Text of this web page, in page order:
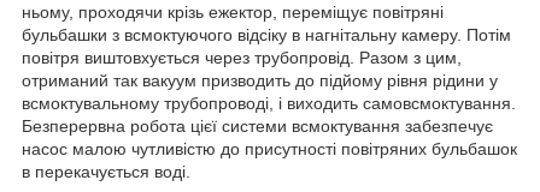
ньому, проходячи крізь ежектор, переміщує повітряні
бульбашки з всмоктуючого відсіку в нагнітальну камеру. Потім
повітря виштовхується через трубопровід. Разом з цим,
отриманий так вакуум призводить до підйому рівня рідини у
всмоктувальному трубопроводі, і виходить самовсмоктування.
Безперервна робота цієї системи всмоктування забезпечує
насос малою чутливістю до присутності повітряних бульбашок
в перекачується воді.